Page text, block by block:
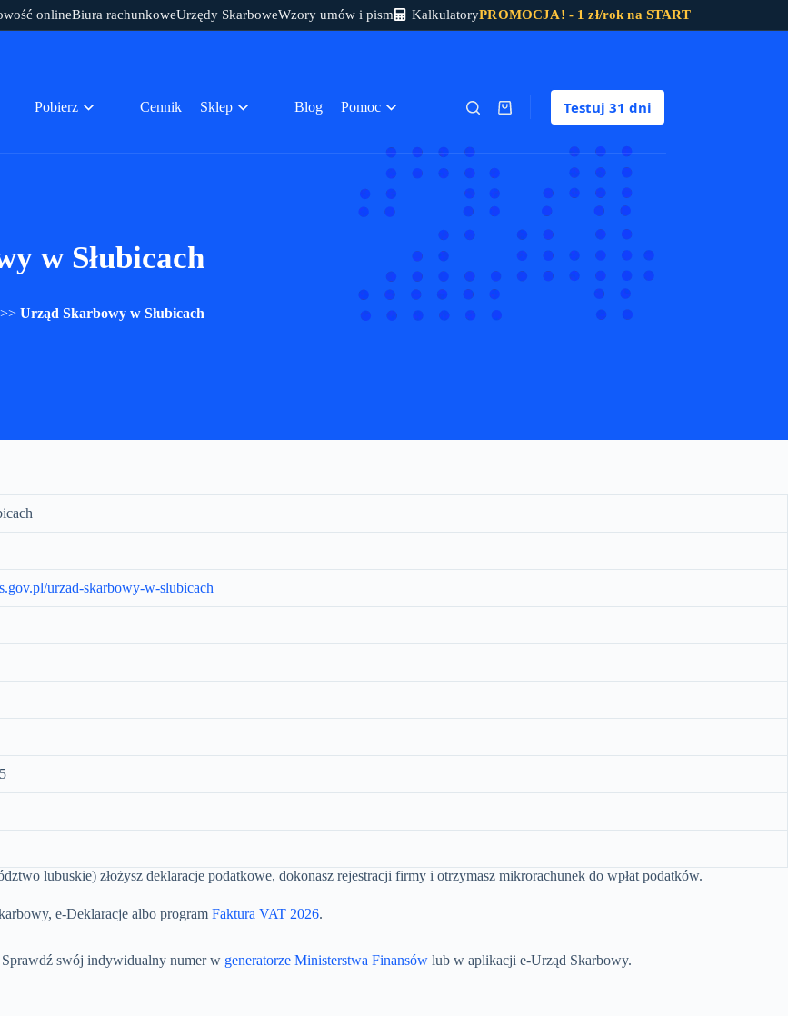
onlineBiura rachunkoweUrzędy SkarboweWzory umów i pism KalkulatoryPROMOCJA! - 1 zł/rok na START
Pobierz Cennik Sklep Blog Pomoc Koszyk Testuj 31 dni
w Słubicach
Urząd Skarbowy w Słubicach
urzad-skarbowy-w-slubicach
lubuskie) złożysz deklaracje podatkowe, dokonasz rejestracji firmy i otrzymasz mikrorachunek do wpłat podatków.
e-Deklaracje albo program Faktura VAT 2026.
Sprawdź swój indywidualny numer w generatorze Ministerstwa Finansów lub w aplikacji e-Urząd Skarbowy.